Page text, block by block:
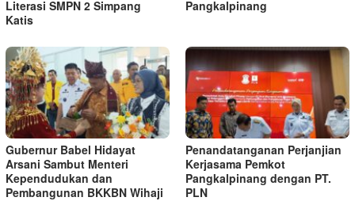
Literasi SMPN 2 Simpang
Katis
Pangkalpinang
Gubernur Babel Hidayat
Arsani Sambut Menteri
Kependudukan dan
Pembangunan BKKBN Wihaji
Penandatanganan Perjanjian
Kerjasama Pemkot
Pangkalpinang dengan PT.
PLN